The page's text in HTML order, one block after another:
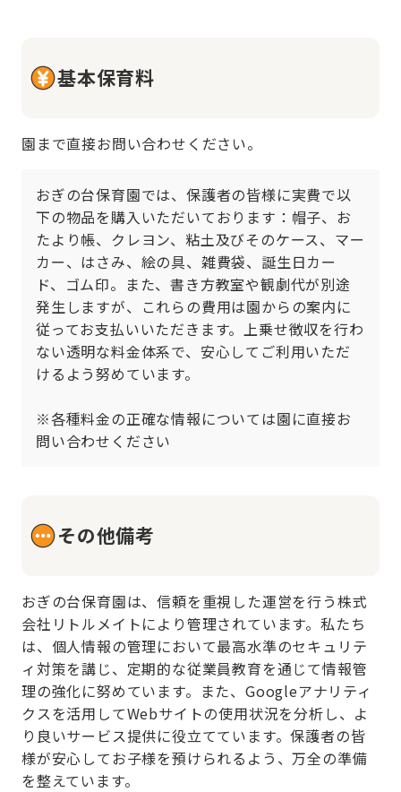
基本保育料
園まで直接お問い合わせください。
おぎの台保育園では、保護者の皆様に実費で以
下の物品を購入いただいております：帽子、お
たより帳、クレヨン、粘土及びそのケース、マー
カー、はさみ、絵の具、雑費袋、誕生日カー
ド、ゴム印。また、書き方教室や観劇代が別途
発生しますが、これらの費用は園からの案内に
従ってお支払いいただきます。上乗せ徴収を行わ
ない透明な料金体系で、安心してご利用いただ
けるよう努めています。
※各種料金の正確な情報については園に直接お
問い合わせください
その他備考
おぎの台保育園は、信頼を重視した運営を行う株式
会社リトルメイトにより管理されています。私たち
は、個人情報の管理において最高水準のセキュリテ
ィ対策を講じ、定期的な従業員教育を通じて情報管
理の強化に努めています。また、Googleアナリティ
クスを活用してWebサイトの使用状況を分析し、よ
り良いサービス提供に役立てています。保護者の皆
様が安心してお子様を預けられるよう、万全の準備
を整えています。